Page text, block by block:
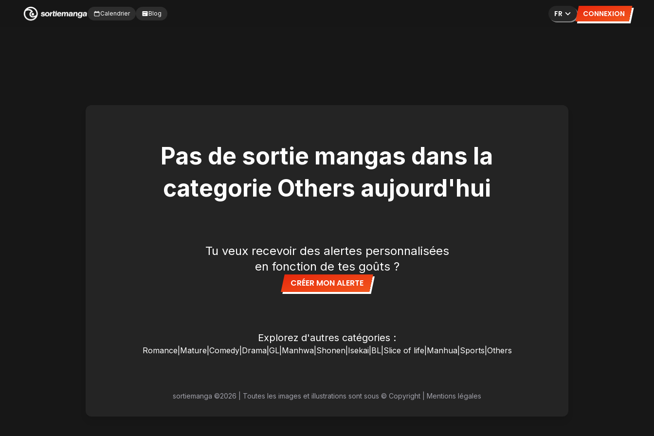
Calendrier Blog FR CONNEXION
Pas de sortie mangas dans la
categorie Others aujourd'hui
Tu veux recevoir des alertes personnalisées
en fonction de tes goûts ?
CRÉER MON ALERTE
Explorez d'autres catégories :
Romance Mature Comedy| Drama| GL| Manhwa| Shonen| Isekai| BL| Slice of life Manhua| Sports Others
sortiemanga ©2026 Toutes les images et illustrations sont sous © Copyright Mentions légales